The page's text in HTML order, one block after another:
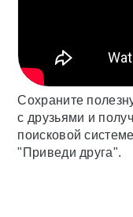
Сохраните
с друзьями и
поисковой
"Приведи друга".